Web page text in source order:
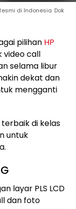
di Indonesia. Dok
pilihan HP
video call
selama libur
dekat dan
mengganti
terbaik di kelas
untuk
layar PLS LCD
dan foto